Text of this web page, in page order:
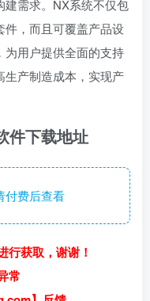
建需求。NX系统不仅包
件，而且可覆盖产品设
为用户提供全面的支持
生产制造成本，实现产
件下载地址
费后查看
行获取，谢谢！
常